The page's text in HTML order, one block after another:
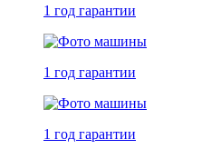
1 год гарантии
1 год гарантии
1 год гарантии